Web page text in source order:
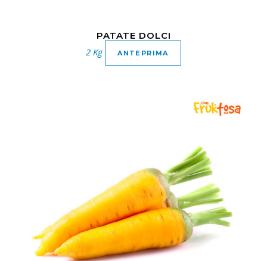
PATATE DOLCI
2 Kg ANTEPRIMA